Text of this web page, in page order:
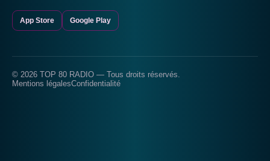
App Store Google Play
© 2026 TOP 80 RADIO — Tous droits réservés.
Mentions légalesConfidentialité